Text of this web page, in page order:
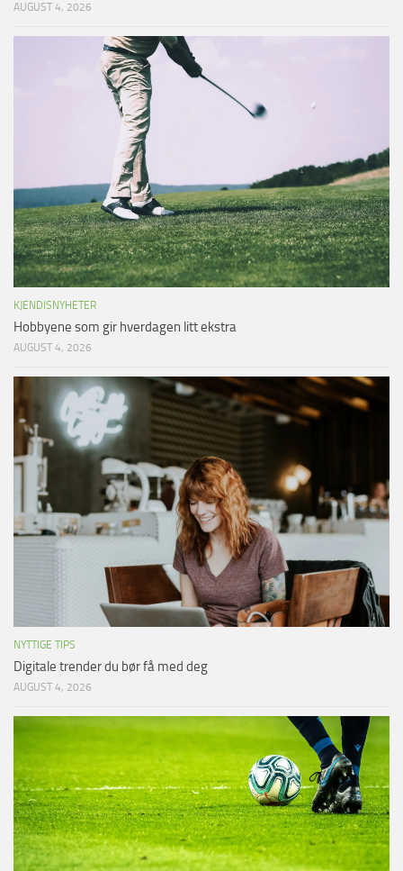
AUGUST 4, 2026
KJENDISNYHETER
Hobbyene som gir hverdagen litt ekstra
AUGUST 4, 2026
NYTTIGE TIPS
Digitale trender du bør få med deg
AUGUST 4, 2026